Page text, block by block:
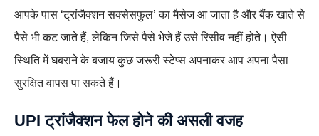
आपके पास ‘ट्रांजैक्शन सक्सेसफुल’ का मैसेज आ जाता है और बैंक खाते से
पैसे भी कट जाते हैं, लेकिन जिसे पैसे भेजे हैं उसे रिसीव नहीं होते। ऐसी
स्थिति में घबराने के बजाय कुछ जरूरी स्टेप्स अपनाकर आप अपना पैसा
सुरक्षित वापस पा सकते हैं।
UPI ट्रांजैक्शन फेल होने की असली वजह